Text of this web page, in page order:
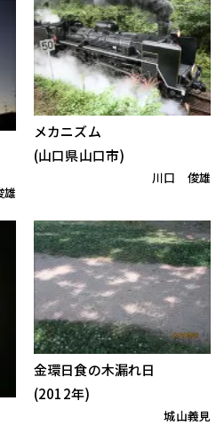
メカニズム
(山口県山口市)
川口 俊雄
金環日食の木漏れ日
(2012年)
城山義見